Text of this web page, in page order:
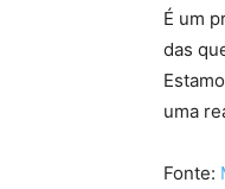
É um
das
uma
Fonte: